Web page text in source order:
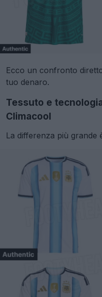
Ecco un confronto
tuo denaro.
Tessuto e
Climacool
La differenza più grande